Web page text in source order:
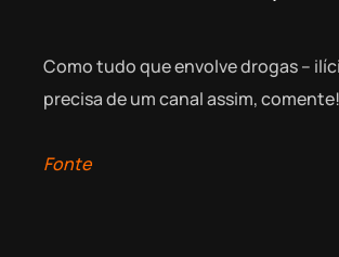
Como tudo que envolve drogas –
precisa de um canal assim, comente!
Fonte